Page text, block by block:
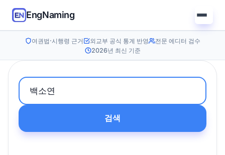
EngNaming
여권법·시행령 근거 외교부 공식 통계 반영
전문 에디터 검수
2026년 최신 기준
검색